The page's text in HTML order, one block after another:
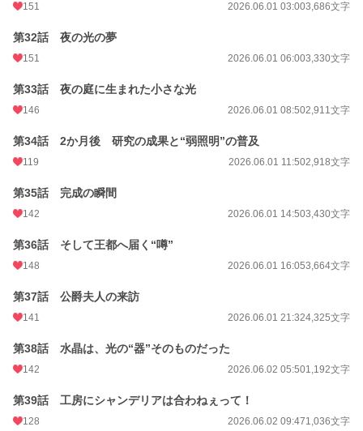
151 2026.06.01 03:003,686文字
第32話 夜の光の夢
151 2026.06.01 06:003,330文字
第33話 夜の庭に生まれた小さな光
146 2026.06.01 08:502,911文字
第34話 2か月後 研究の成果と“弱照明”の普及
119 2026.06.01 11:502,918文字
第35話 完成の瞬間
142 2026.06.01 14:503,430文字
第36話 そして王都へ届く“噂”
148 2026.06.01 16:053,664文字
第37話 公爵夫人の来訪
141 2026.06.01 21:324,325文字
第38話 水晶は、光の“器”そのものだった
142 2026.06.02 05:501,192文字
第39話 工房にシャンデリアは合わねぇって！
128 2026.06.02 09:471,036文字